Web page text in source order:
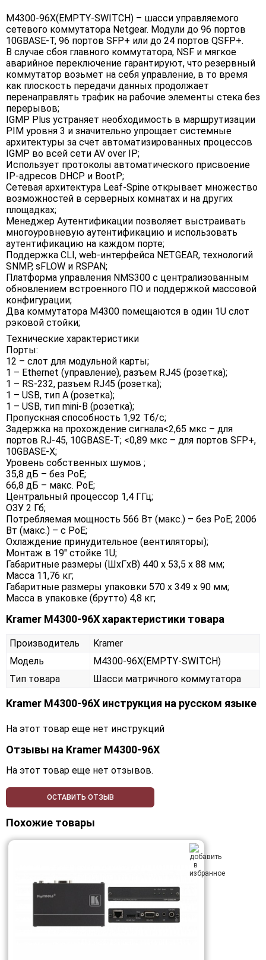
M4300-96X(EMPTY-SWITCH) – шасси управляемого
сетевого коммутатора Netgear. Модули до 96 портов
10GBASE-T, 96 портов SFP+ или до 24 портов QSFP+.
В случае сбоя главного коммутатора, NSF и мягкое
аварийное переключение гарантируют, что резервный
коммутатор возьмет на себя управление, в то время
как плоскость передачи данных продолжает
перенаправлять трафик на рабочие элементы стека без
перерывов;
IGMP Plus устраняет необходимость в маршрутизации
PIM уровня 3 и значительно упрощает системные
архитектуры за счет автоматизированных процессов
IGMP во всей сети AV over IP;
Использует протоколы автоматического присвоение
IP-адресов DHCP и BootP;
Сетевая архитектура Leaf-Spine открывает множество
возможностей в серверных комнатах и на других
площадках;
Менеджер Аутентификации позволяет выстраивать
многоуровневую аутентификацию и использовать
аутентификацию на каждом порте;
Поддержка CLI, web-интерфейса NETGEAR, технологий
SNMP, sFLOW и RSPAN;
Платформа управления NMS300 с централизованным
обновлением встроенного ПО и поддержкой массовой
конфигурации;
Два коммутатора M4300 помещаются в один 1U слот
рэковой стойки;
Технические характеристики
Порты:
12 – слот для модульной карты;
1 – Ethernet (управление), разъем RJ45 (розетка);
1 – RS-232, разъем RJ45 (розетка);
1 – USB, тип A (розетка);
1 – USB, тип mini-B (розетка);
Пропускная способность 1,92 Тб/с;
Задержка на прохождение сигнала<2,65 мкс – для
портов RJ-45, 10GBASE-T; <0,89 мкс – для портов SFP+,
10GBASE-X;
Уровень собственных шумов ;
35,8 дБ – без PoE;
66,8 дБ – макс. PoE;
Центральный процессор 1,4 ГГц;
ОЗУ 2 Гб;
Потребляемая мощность 566 Вт (макс.) – без PoE; 2006
Вт (макс.) – с PoE;
Охлаждение принудительное (вентиляторы);
Монтаж в 19″ стойкe 1U;
Габаритные размеры (ШxГxВ) 440 x 53,5 x 88 мм;
Масса 11,76 кг;
Габаритные размеры упаковки 570 x 349 x 90 мм;
Масса в упаковке (брутто) 4,8 кг;
Kramer M4300-96X характеристики товара
Производитель
Kramer
Модель
M4300-96X(EMPTY-SWITCH)
Тип товара
Шасси матричного коммутатора
Kramer M4300-96X инструкция на русском языке
На этот товар еще нет инструкций
Отзывы на Kramer M4300-96X
На этот товар еще нет отзывов.
ОСТАВИТЬ ОТЗЫВ
Похожие товары